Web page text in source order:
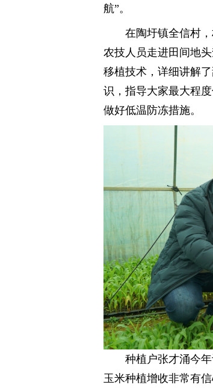
航”。
在陶圩镇全信村
农技人员走进田间地
移植技术，详细讲解
识，指导大家最大程
做好低温防冻措施。
种植户张才涌今
玉米种植增收非常有